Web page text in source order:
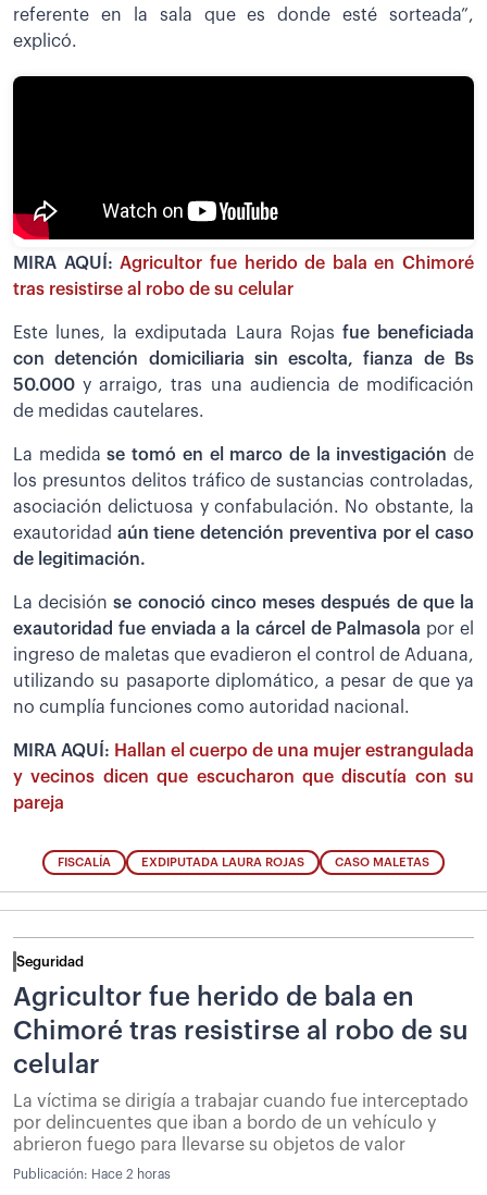
referente en la sala que es donde esté sorteada”,
explicó.
MIRA AQUÍ:Agricultor fue herido de bala en Chimoré
tras resistirse al robo de su celular
Este lunes, la exdiputada Laura Rojas fue beneficiada
con detención domiciliaria sin escolta, fianza de Bs
50.000y arraigo, tras una audiencia de modificación
de medidas cautelares.
La medidase tomó en el marco de la investigaciónde
los presuntos delitos tráfico de sustancias controladas,
asociación delictuosa y confabulación. No obstante, la
exautoridad aún tiene detención preventiva por el caso
de legitimación.
La decisiónse conoció cinco meses después de que la
exautoridad fue enviada a la cárcel de Palmasola por el
ingreso de maletas que evadieron el control de Aduana,
utilizando su pasaporte diplomático, a pesar de que ya
no cumplía funciones como autoridad nacional.
MIRA AQUÍ: Hallan el cuerpo de una mujer estrangulada
y vecinos dicen que escucharon que discutía con su
pareja
FISCALÍA EXDIPUTADA LAURA ROJAS CASO MALETAS
Seguridad
Agricultor fue herido de bala en
Chimoré tras resistirse al robo de su
celular
La víctima se dirigía a trabajar cuando fue interceptado
por delincuentes que iban a bordo de un vehículo y
abrieron fuego para llevarse su objetos de valor
Publicación: Hace 2 horas